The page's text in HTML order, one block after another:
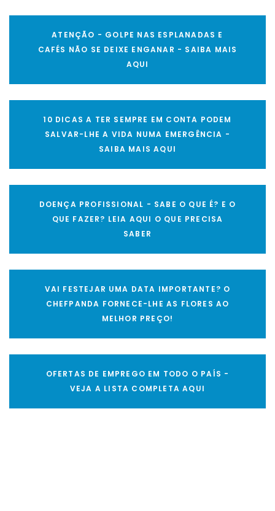
ATENÇÃO - GOLPE NAS ESPLANADAS E
CAFÉS NÃO SE DEIXE ENGANAR - SAIBA MAIS
AQUI
10 DICAS A TER SEMPRE EM CONTA PODEM
SALVAR-LHE A VIDA NUMA EMERGÊNCIA -
SAIBA MAIS AQUI
DOENÇA PROFISSIONAL - SABE O QUE É? E O
QUE FAZER? LEIA AQUI O QUE PRECISA
SABER
VAI FESTEJAR UMA DATA IMPORTANTE? O
CHEFPANDA FORNECE-LHE AS FLORES AO
MELHOR PREÇO!
OFERTAS DE EMPREGO EM TODO O PAÍS -
VEJA A LISTA COMPLETA AQUI